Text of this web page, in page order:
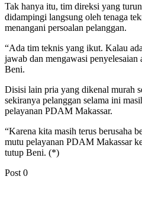
Tak hanya itu, tim direksi yang
didampingi langsung oleh tenaga
menangani persoalan pelanggan.
“Ada tim teknis yang ikut. Kalau
jawab dan mengawasi penyelesaian
Beni.
Disisi lain pria yang dikenal murah
sekiranya pelanggan selama ini
pelayanan PDAM Makassar.
“Karena kita masih terus berusaha
mutu pelayanan PDAM Makassar
tutup Beni. (*)
Post 0